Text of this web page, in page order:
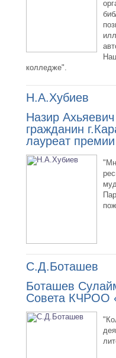
колледже".
Н.А.Хубиев
Назир
гражданин
лауреат
С.Д.Боташев
Боташев
Совета КЧРОО